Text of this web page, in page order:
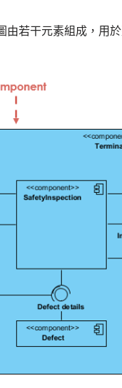
由若干元素組成，用